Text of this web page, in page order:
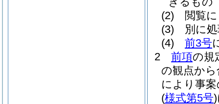
(2)
閲覧
(3)
別に
(4)
前3号
2
前項の規
の観点か
により事
(様式第5号)